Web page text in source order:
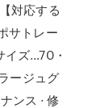
対応する
サトレー
イズ…70・
ージュグ
ンス · 修